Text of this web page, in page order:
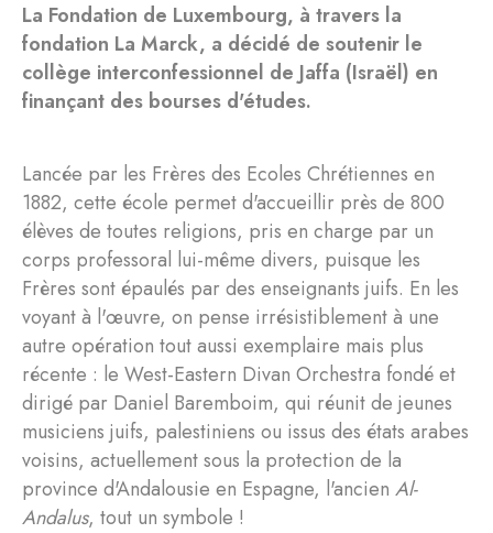
La Fondation de Luxembourg, à travers la
fondation La Marck, a décidé de soutenir le
collège interconfessionnel de Jaffa (Israël) en
finançant des bourses d'études.
Lancée par les Frères des Ecoles Chrétiennes en
1882, cette école permet d'accueillir près de 800
élèves de toutes religions, pris en charge par un
corps professoral lui-même divers, puisque les
Frères sont épaulés par des enseignants juifs. En les
voyant à l'œuvre, on pense irrésistiblement à une
autre opération tout aussi exemplaire mais plus
récente : le West-Eastern Divan Orchestra fondé et
dirigé par Daniel Baremboim, qui réunit de jeunes
musiciens juifs, palestiniens ou issus des états arabes
voisins, actuellement sous la protection de la
province d'Andalousie en Espagne, l'ancien Al-
Andalus, tout un symbole !